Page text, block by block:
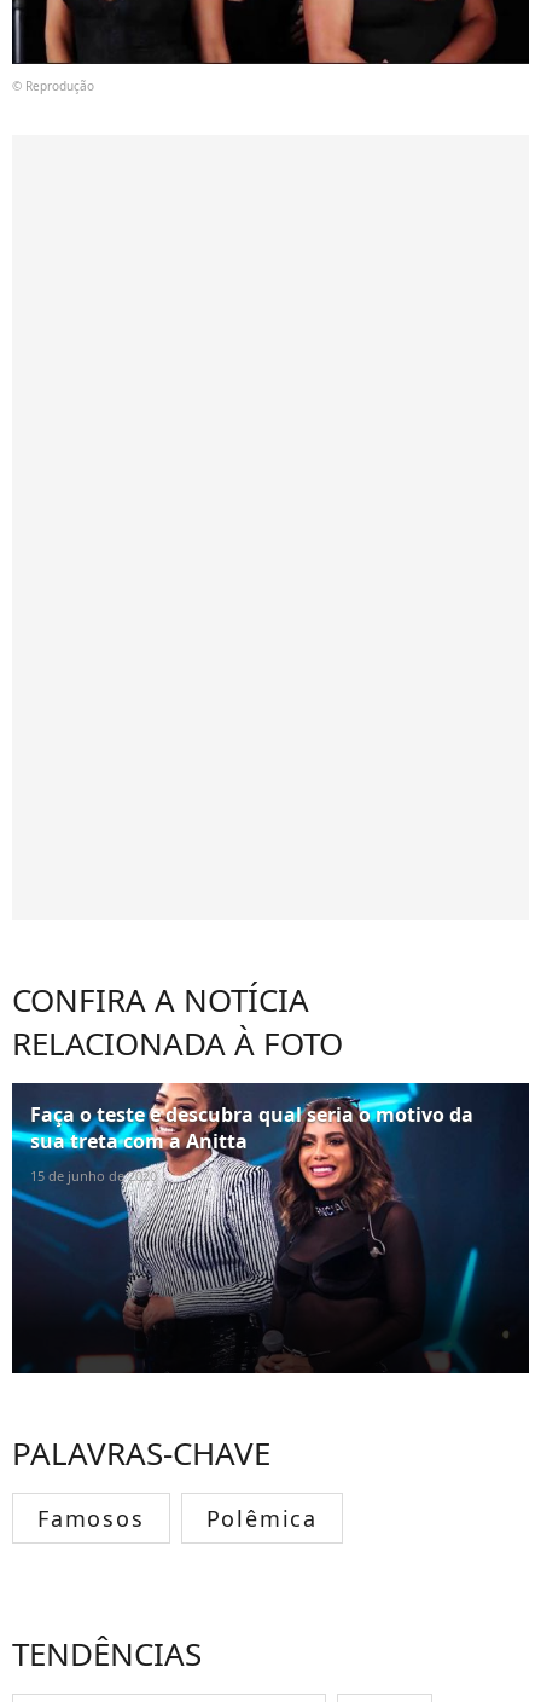
© Reprodução
CONFIRA A NOTÍCIA
RELACIONADA À FOTO
Faça o teste e descubra qual seria o motivo da
sua treta com a Anitta
15 de junho de 2020
PALAVRAS-CHAVE
Famosos Polêmica
TENDÊNCIAS